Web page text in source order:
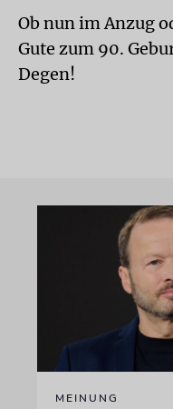
Ob nun im Anzug
Gute zum 90.
Degen!
MEINUNG